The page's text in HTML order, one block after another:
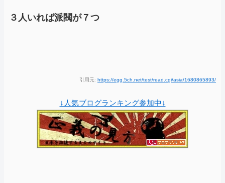
３人いれば派閥が７つ
引用元: https://egg.5ch.net/test/read.cgi/asia/1680865893/
↓人気ブログランキング参加中↓